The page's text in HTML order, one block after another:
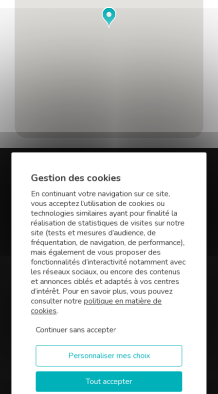
En savoir plus sur Finance
Conseil Orléans
Vous êtes entrepreneur, repreneur ou créateur
d’entreprise à Orléans ou sa région ? Votre
projet est unique et mérite d’être accompagné
parFinance Conseil. Nos courtiers en prêts
professionnels vous accompagnent dans
chaque étape pour optimiser votre
investissement et négocier les meilleures
conditions pour votre dossier de financement :
investissement d’immobilier d’entreprise,
financement de vos besoins en
trésorerie,
financement d’une création, d’une reprise
ou du développement d’une entreprise.
Bénéficiez des conseils de nos courtiers
experts en financement pour votre projet.
Notre bureau vous accueille à Orléans (Loiret)
Gestion des cookies
En continuant votre navigation sur ce site,
vous acceptez l’utilisation de cookies ou
technologies similaires ayant pour finalité la
réalisation de statistiques de visites sur notre
site (tests et mesures d’audience, de
fréquentation, de navigation, de performance),
mais également de vous proposer des
fonctionnalités d’interactivité notamment avec
les réseaux sociaux, ou encore des contenus
et annonces ciblés et adaptés à vos centres
d’intérêt. Pour en savoir plus, vous pouvez
consulter notrepolitique en matière de
cookies.
Continuer sans accepter
Personnaliser mes choix
Tout accepter